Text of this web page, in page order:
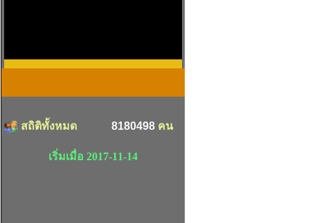
สถิติทั้งหมด 8180498 คน
เริ่มเมื่อ 2017-11-14